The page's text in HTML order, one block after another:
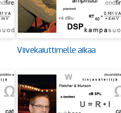
Viivekaiuttimelle aikaa